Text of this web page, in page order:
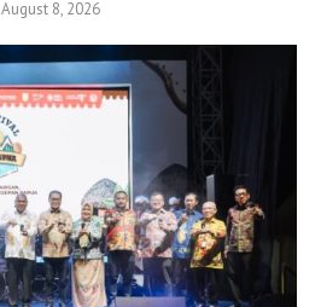
August 8, 2026